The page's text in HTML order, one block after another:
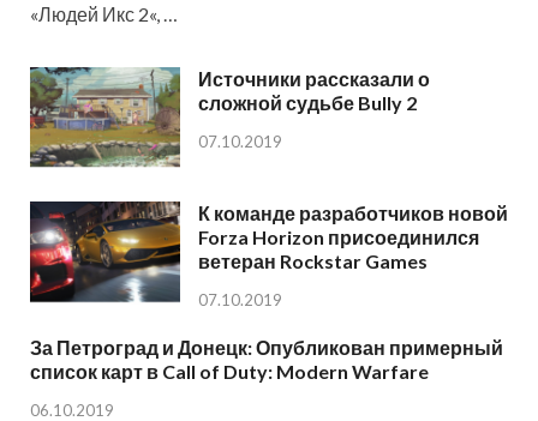
«Людей Икс 2«, …
Источники рассказали о
сложной судьбе Bully 2
07.10.2019
К команде разработчиков новой
Forza Horizon присоединился
ветеран Rockstar Games
07.10.2019
За Петроград и Донецк: Опубликован примерный
список карт в Call of Duty: Modern Warfare
06.10.2019